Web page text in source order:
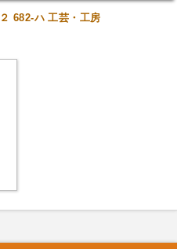
682-ハ 工芸・工房